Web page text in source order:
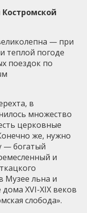
— при
теплой погоде
поездок по
в
множество
церковные
же, нужно
— богатый
и
Музее льна и
XVI-XIX веков
слобода».